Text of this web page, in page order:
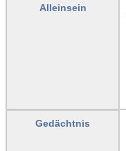
Alleinsein
Gedächtnis